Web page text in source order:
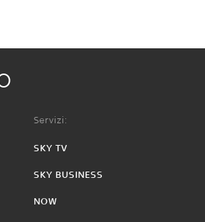
Servizi:
SKY TV
SKY BUSINESS
NOW